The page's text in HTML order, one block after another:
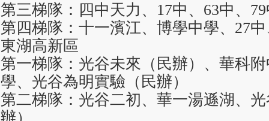
第三梯隊：四中天力、17中、63中、
第四梯隊：十一濱江、博學中學、27中
東湖高新區
第一梯隊：光谷未來（民辦）、華科
學、光谷為明實驗（民辦）
第二梯隊：光谷二初、華一湯遜湖、